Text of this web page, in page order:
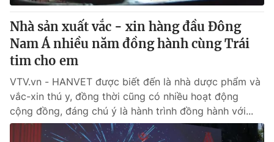
Nhà sản xuất vắc - xin hàng đầu Đông
Nam Á nhiều năm đồng hành cùng Trái
tim cho em
VTV.vn - HANVET được biết đến là nhà dược phẩm và
vắc-xin thú y, đồng thời cũng có nhiều hoạt động
cộng đồng, đáng chú ý là hành trình đồng hành với...